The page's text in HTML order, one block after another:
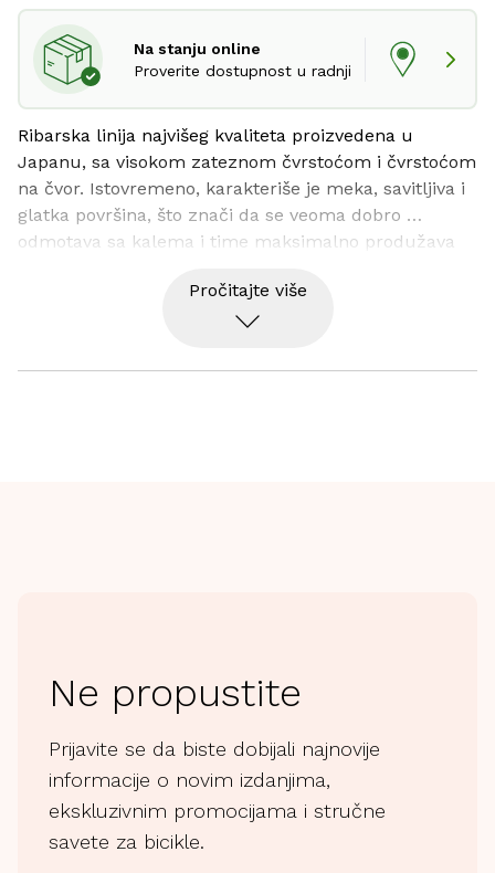
Na stanju online
Proverite dostupnost u radnji
Ribarska linija najvišeg kvaliteta proizvedena u
Japanu, sa visokom zateznom čvrstoćom i čvrstoćom
na čvor. Istovremeno, karakteriše je meka, savitljiva i
glatka površina, što znači da se veoma dobro
odmotava sa kalema i time maksimalno produžava
Pročitajte više
Ne propustite
Prijavite se da biste dobijali najnovije
informacije o novim izdanjima,
ekskluzivnim promocijama i stručne
savete za bicikle.